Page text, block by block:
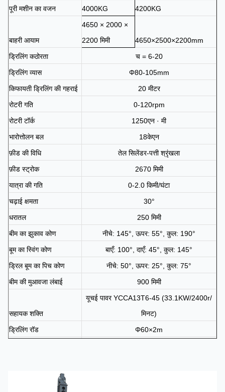
पूरी मशीन का वजन
4000KG 4200KG
बाहरी आयाम
4650 × 2000 ×
2200 मिमी
4650×2500×2200mm
ड्रिलिंग कठोरता
च = 6-20
ड्रिलिंग व्यास
Φ80-105mm
किफायती ड्रिलिंग की गहराई
20 मीटर
रोटरी गति
0-120rpm
रोटरी टॉर्क
1250एन · मी
भारोत्तोलन बल
18केएन
फ़ीड की विधि
तेल सिलेंडर-पत्ती श्रृंखला
फ़ीड स्ट्रोक
2670 मिमी
यात्रा की गति
0-2.0 किमी/घंटा
चढ़ाई क्षमता
30°
धरातल
250 मिमी
बीम का झुकाव कोण
नीचे: 145°, ऊपर: 55°, कुल: 190°
बूम का स्विंग कोण
बाएँ: 100°, दाएँ: 45°, कुल: 145°
ड्रिल बूम का पिच कोण
नीचे: 50°, ऊपर: 25°, कुल: 75°
बीम की मुआवजा लंबाई
900 मिमी
सहायक शक्ति
यूचई पावर YCCA13T6-45 (33.1KW/2400r/
मिनट)
ड्रिलिंग रॉड
Φ60×2m
क्षैतिज छेद की अधिकतम